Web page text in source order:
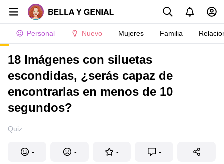
Personal Nuevo Mujeres Familia
18 Imágenes con siluetas
escondidas, ¿serás capaz de
encontrarlas en menos de 10
segundos?
Quiz
- - - -